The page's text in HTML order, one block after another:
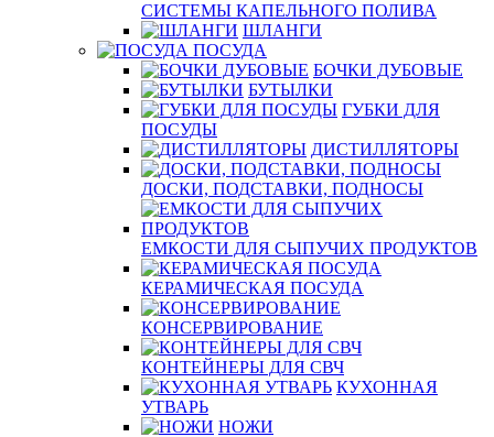
СИСТЕМЫ КАПЕЛЬНОГО ПОЛИВА
ШЛАНГИ
ПОСУДА
БОЧКИ ДУБОВЫЕ
БУТЫЛКИ
ГУБКИ ДЛЯ
ПОСУДЫ
ДИСТИЛЛЯТОРЫ
ДОСКИ, ПОДСТАВКИ, ПОДНОСЫ
ЕМКОСТИ ДЛЯ СЫПУЧИХ ПРОДУКТОВ
КЕРАМИЧЕСКАЯ ПОСУДА
КОНСЕРВИРОВАНИЕ
КОНТЕЙНЕРЫ ДЛЯ СВЧ
КУХОННАЯ
УТВАРЬ
НОЖИ